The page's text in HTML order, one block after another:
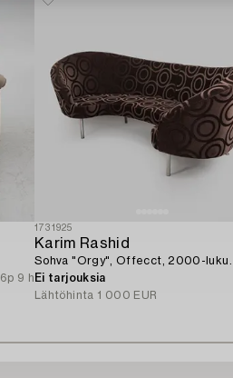
6p 9 h
1731925
Karim Rashid
Sohva "Orgy", Offecct, 2000-luku.
Ei tarjouksia
Lähtöhinta 1 000 EUR